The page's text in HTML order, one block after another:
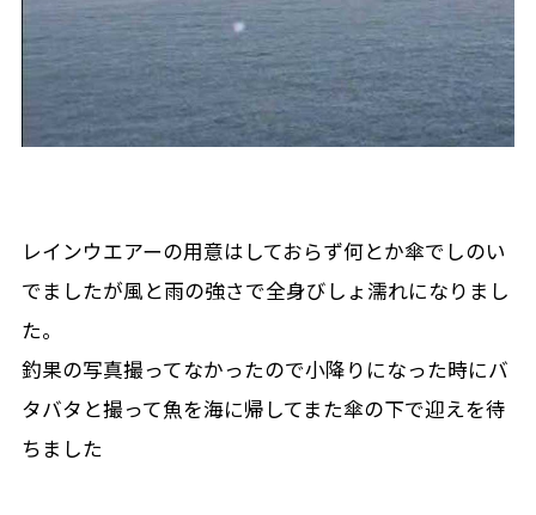
レインウエアーの用意はしておらず何とか傘でしのい
でましたが風と雨の強さで全身びしょ濡れになりまし
た。
釣果の写真撮ってなかったので小降りになった時にバ
タバタと撮って魚を海に帰してまた傘の下で迎えを待
ちました